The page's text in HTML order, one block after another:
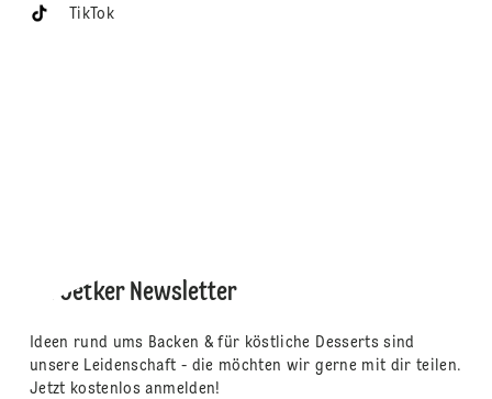
TikTok
Dr. Oetker Newsletter
Ideen rund ums Backen & für köstliche Desserts sind
unsere Leidenschaft - die möchten wir gerne mit dir teilen.
Jetzt kostenlos anmelden!